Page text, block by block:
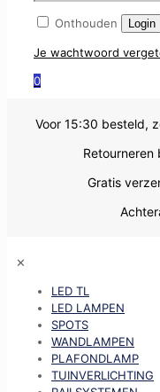
Onthouden Login
Je wachtwoord
0
Voor 15:30 besteld,
Retourneren
Gratis
✕
LED TL
LED LAMPEN
SPOTS
WANDLAMPEN
PLAFONDLAMP
TUINVERLICHTING